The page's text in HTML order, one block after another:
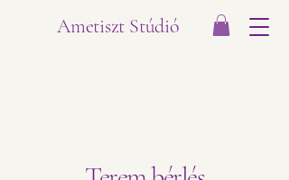
Ametiszt Stúdió